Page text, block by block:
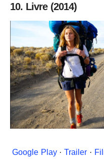
10. Livre (2014)
Google Play·Trailer ·